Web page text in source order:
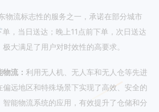
物流标志性的服务之一，承诺在部分城市
单，当日送达；晚上11点前下单，次日送达
大满足了用户对时效性的高要求。
流： 利用无人机、无人车和无人仓等先进
远地区和特殊场景下实现了高效、安全的
智能物流系统的应用，有效提升了仓储和分